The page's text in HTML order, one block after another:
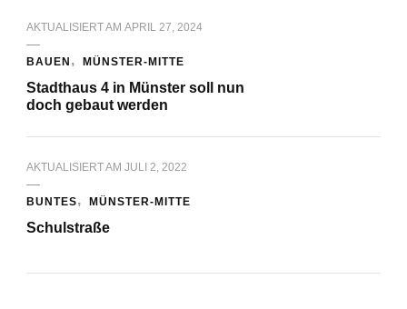
AKTUALISIERT AM APRIL 27, 2024
BAUEN MÜNSTER-MITTE
Stadthaus 4 in Münster soll nun
doch gebaut werden
AKTUALISIERT AM JULI 2, 2022
BUNTES MÜNSTER-MITTE
Schulstraße